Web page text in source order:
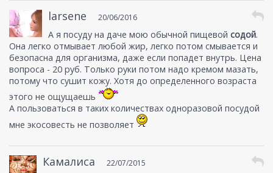
larsene 20/06/2016
А я посуду на даче мою обычной пищевойсодой.
Она легко отмывает любой жир, легко потом смывается и
безопасна для организма, даже если попадет внутрь. Цена
вопроса - 20 руб. Только руки потом надо кремом мазать,
потому что сушит кожу. Хотя до определенного возраста
этого не ощущаешь
А пользоваться в таких количествах одноразовой посудой
мне экосовесть не позволяет
Камалиса 22/07/2015